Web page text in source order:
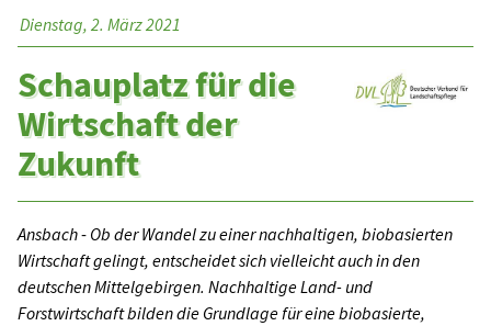
Dienstag, 2. März 2021
Schauplatz für die
Wirtschaft der
Zukunft
Ansbach- Ob der Wandel zu einer nachhaltigen, biobasierten
Wirtschaft gelingt, entscheidet sich vielleicht auch in den
deutschen Mittelgebirgen. Nachhaltige Land- und
Forstwirtschaft bilden die Grundlage für eine biobasierte,